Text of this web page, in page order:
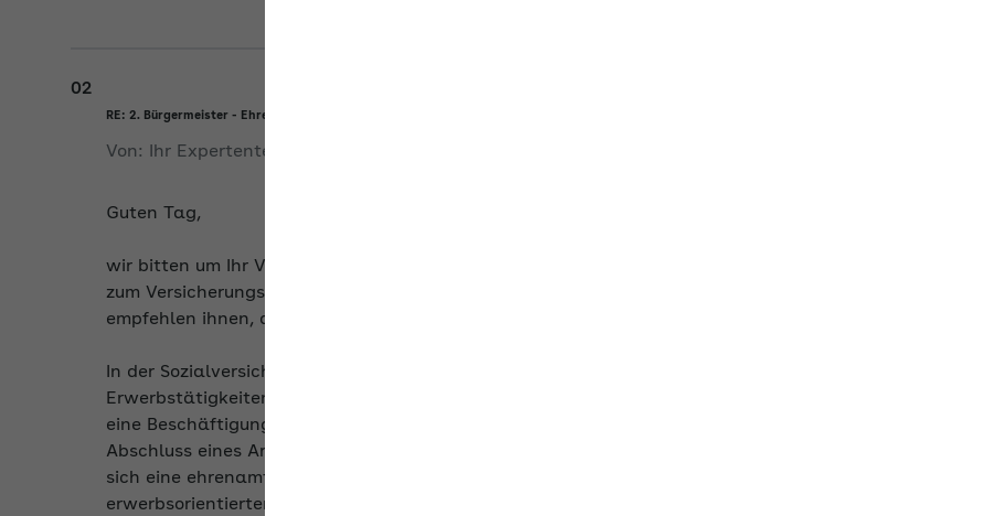
02
RE: 2. Bürgermeister - Ehrenamt
Von: Ihr Expertenteam
Guten Tag,
wir bitten um Ihr Verständnis, dass wir nur allgemeine Auskünfte geben können, da uns die relevanten
zum Versicherungsstatus, das Vorliegen einer Hauptbeschäftigung oder Selbstständigkeit nicht
empfehlen ihnen, die zuständige Krankenkasse oder Einzugsstelle einzubinden.
In der Sozialversicherung unterliegen nur abhängige Beschäftigungen und bestimmte selbständige
Erwerbstätigkeiten, nicht jedoch ehrenamtlich ausgeübte Tätigkeiten, der Versicherungspflicht. Nach
eine Beschäftigung die nichtselbständige Arbeit, insbesondere in einem Arbeitsverhältnis. Dies setzt
Abschluss eines Arbeitsvertrags und die Zahlung von Entgelt voraus. Nach der Rechtsprechung des
sich eine ehrenamtliche Tätigkeit durch Unentgeltlichkeit aus und unterscheidet sich grundlegend von
erwerbsorientierten Beschäftigungsverhältnissen. Jedoch schließt Unentgeltlichkeit und damit